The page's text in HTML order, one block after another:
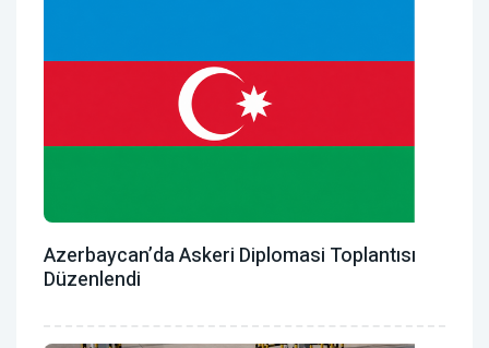
Azerbaycan’da Askeri Diplomasi Toplantısı
Düzenlendi